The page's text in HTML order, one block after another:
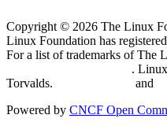
Copyright © 2026 The Linux
Linux Foundation has
For a list of trademarks of The
.
Torvalds.
and
Powered by CNCF Open